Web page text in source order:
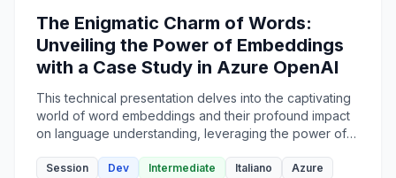
The Enigmatic Charm of Words:
Unveiling the Power of Embeddings
with a Case Study in Azure OpenAI
This technical presentation delves into the captivating
world of word embeddings and their profound impact
on language understanding, leveraging the power of
explore how embeddings unlock deeper insights and
Session Dev Intermediate Italiano
Azure